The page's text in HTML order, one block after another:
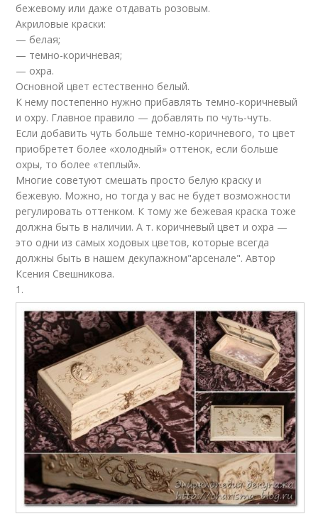
бежевому или даже отдавать розовым.
Акриловые краски:
— белая;
— темно-коричневая;
— охра.
Основной цвет естественно белый.
К нему постепенно нужно прибавлять темно-коричневый
и охру. Главное правило — добавлять по чуть-чуть.
Если добавить чуть больше темно-коричневого, то цвет
приобретет более «холодный» оттенок, если больше
охры, то более «теплый».
Многие советуют смешать просто белую краску и
бежевую. Можно, но тогда у вас не будет возможности
регулировать оттенком. К тому же бежевая краска тоже
должна быть в наличии. А т. коричневый цвет и охра —
это одни из самых ходовых цветов, которые всегда
должны быть в нашем декупажном"арсенале". Автор
Ксения Свешникова.
1.